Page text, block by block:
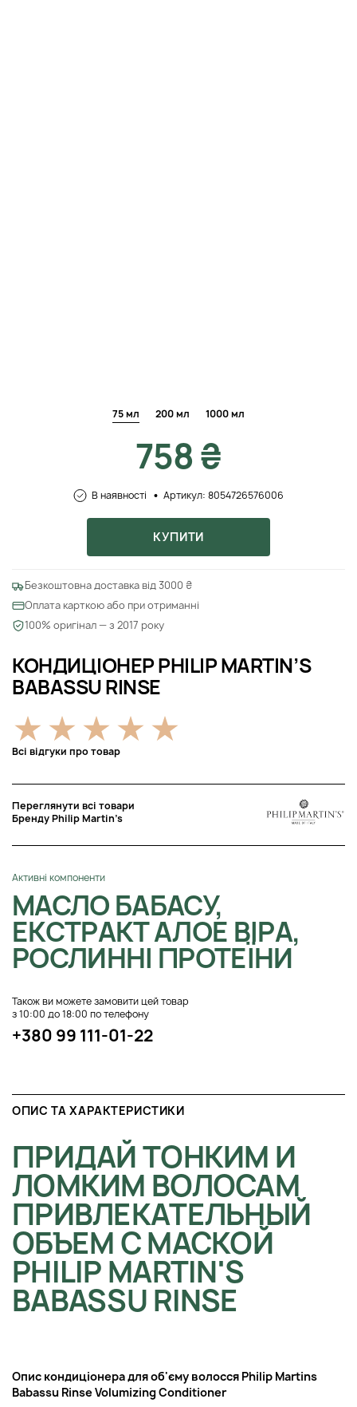
КОНДИЦІОНЕР PHILIP MARTIN’S
BABASSU RINSE
Всі відгуки про товар
Переглянути всі товари
Бренду Philip Martin’s
Активні компоненти
МАСЛО БАБАСУ,
ЕКСТРАКТ АЛОЕ ВІРА,
РОСЛИННІ ПРОТЕЇНИ
Також ви можете замовити цей товар
з 10:00 до 18:00 по телефону
+380 99 111-01-22
75 мл 200 мл 1000 мл
758 ₴
В наявності Артикул: 8054726576006
КУПИТИ
Безкоштовна доставка від 3000 ₴
Оплата карткою або при отриманні
100% оригінал — з 2017 року
ОПИС ТА ХАРАКТЕРИСТИКИ
ПРИДАЙ ТОНКИМ И
ЛОМКИМ ВОЛОСАМ
ПРИВЛЕКАТЕЛЬНЫЙ
ОБЪЕМ С МАСКОЙ
PHILIP MARTIN'S
BABASSU RINSE
Опис кондиціонера для об'єму волосся Philip Martins
Babassu Rinse Volumizing Conditioner